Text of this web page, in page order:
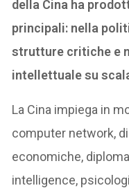
della Cina ha
principali: nella
strutture critiche e
intellettuale su
La Cina impiega in
computer network,
economiche,
intelligence,